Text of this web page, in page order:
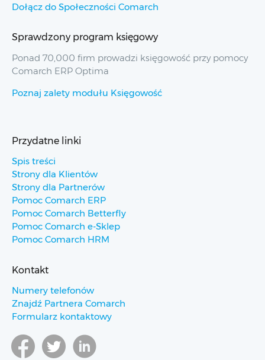
Dołącz do Społeczności Comarch
Sprawdzony program księgowy
Ponad 70,000 firm prowadzi księgowość przy pomocy
Comarch ERP Optima
Poznaj zalety modułu Księgowość
Przydatne linki
Spis treści
Strony dla Klientów
Strony dla Partnerów
Pomoc Comarch ERP
Pomoc Comarch Betterfly
Pomoc Comarch e-Sklep
Pomoc Comarch HRM
Kontakt
Numery telefonów
Znajdź Partnera Comarch
Formularz kontaktowy